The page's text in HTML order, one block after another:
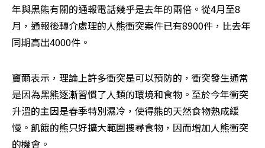
年與黑熊有關的通報電話幾乎是去年的兩倍。從4月至8
月，通報後轉介處理的人熊衝突案件已有8900件，比去年
同期高出4000件。
竇爾表示，理論上許多衝突是可以預防的，衝突發生通常
是因為黑熊逐漸習慣了人類的環境和食物。至於今年衝突
升溫的主因是春季特別濕冷，使得熊的天然食物熟成緩
慢。飢餓的熊只好擴大範圍搜尋食物，因而增加人熊衝突
的機會。